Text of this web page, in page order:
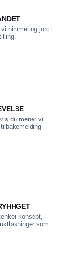
himmel og jord i
du mener vi
-
konsept,
som